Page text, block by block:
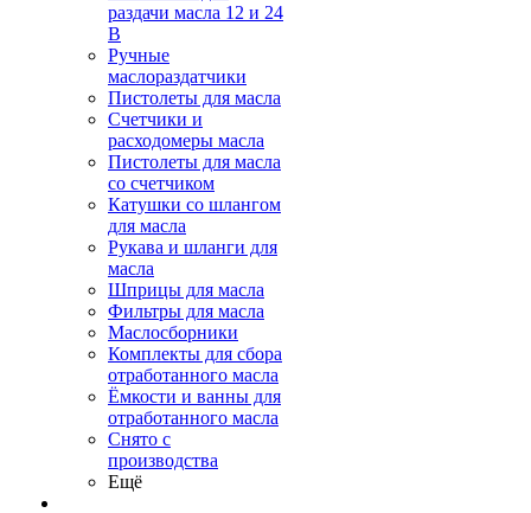
раздачи масла 12 и 24
В
Ручные
маслораздатчики
Пистолеты для масла
Счетчики и
расходомеры масла
Пистолеты для масла
со счетчиком
Катушки со шлангом
для масла
Рукава и шланги для
масла
Шприцы для масла
Фильтры для масла
Маслосборники
Комплекты для сбора
отработанного масла
Ёмкости и ванны для
отработанного масла
Снято с
производства
Ещё